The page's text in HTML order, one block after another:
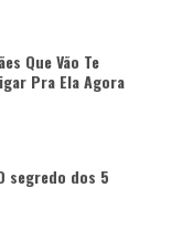
Que Vão Te
Pra Ela Agora
segredo dos 5